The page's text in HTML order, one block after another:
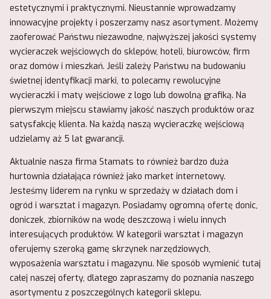
estetycznymi i praktycznymi. Nieustannie wprowadzamy
innowacyjne projekty i poszerzamy nasz asortyment. Możemy
zaoferować Państwu niezawodne, najwyższej jakości systemy
wycieraczek wejściowych do sklepów, hoteli, biurowców, firm
oraz domów i mieszkań. Jeśli zależy Państwu na budowaniu
świetnej identyfikacji marki, to polecamy rewolucyjne
wycieraczki i maty wejściowe z logo lub dowolną grafiką. Na
pierwszym miejscu stawiamy jakość naszych produktów oraz
satysfakcję klienta. Na każdą naszą wycieraczkę wejściową
udzielamy aż 5 lat gwarancji.
Aktualnie nasza firma Stamats to również bardzo duża
hurtownia działająca również jako market internetowy.
Jesteśmy liderem na rynku w sprzedaży w działach dom i
ogród i warsztat i magazyn. Posiadamy ogromną ofertę donic,
doniczek, zbiorników na wodę deszczową i wielu innych
interesujących produktów. W kategorii warsztat i magazyn
oferujemy szeroką gamę skrzynek narzędziowych,
wyposażenia warsztatu i magazynu. Nie sposób wymienić tutaj
całej naszej oferty, dlatego zapraszamy do poznania naszego
asortymentu z poszczególnych kategorii sklepu.